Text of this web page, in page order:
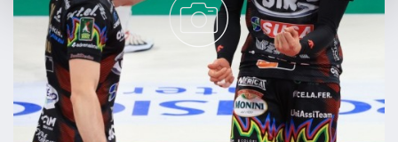
attivamente alla ricerca di caratteristiche specifiche
(impronte digitali).
Approfondisci come vengono elaborati i tuoi dati personali
e imposta le tue preferenze nellasezione dettagli. Puoi
modificare o ritirare il tuo consenso in qualsiasi momento
dalla Dichiarazione sui cookie.